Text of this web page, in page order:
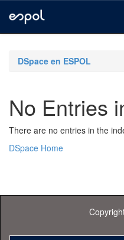
navigationDSpace en ESPOL
No Entries
There are no entries in the
DSpace Home